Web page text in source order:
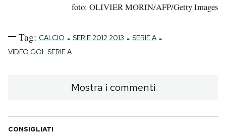
foto: OLIVIER MORIN/AFP/Getty Images
Tag: CALCIO - SERIE 2012 2013 - SERIE A -
VIDEO GOL SERIE A
Mostra i commenti
CONSIGLIATI